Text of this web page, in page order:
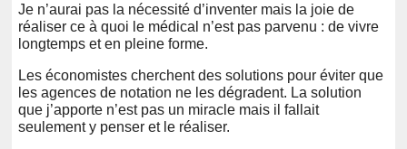
Je n’aurai pas la nécessité d’inventer mais la joie de
réaliser ce à quoi le médical n’est pas parvenu : de vivre
longtemps et en pleine forme.
Les économistes cherchent des solutions pour éviter que
les agences de notation ne les dégradent. La solution
que j’apporte n’est pas un miracle mais il fallait
seulement y penser et le réaliser.